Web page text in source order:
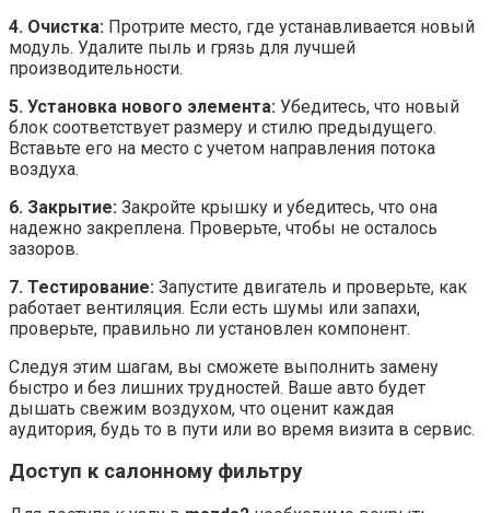
4. Очистка: Протрите место, где устанавливается новый
модуль. Удалите пыль и грязь для лучшей
производительности.
5. Установка нового элемента: Убедитесь, что новый
блок соответствует размеру и стилю предыдущего.
Вставьте его на место с учетом направления потока
воздуха.
6. Закрытие: Закройте крышку и убедитесь, что она
надежно закреплена. Проверьте, чтобы не осталось
зазоров.
7. Тестирование: Запустите двигатель и проверьте, как
работает вентиляция. Если есть шумы или запахи,
проверьте, правильно ли установлен компонент.
Следуя этим шагам, вы сможете выполнить замену
быстро и без лишних трудностей. Ваше авто будет
дышать свежим воздухом, что оценит каждая
аудитория, будь то в пути или во время визита в сервис.
Доступ к салонному фильтру